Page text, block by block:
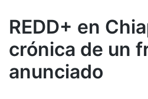
REDD+ en
crónica de un
anunciado